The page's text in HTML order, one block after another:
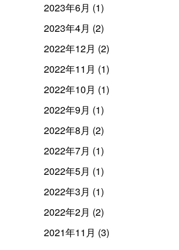
2023年6月 (1)
2023年4月 (2)
2022年12月 (2)
2022年11月 (1)
2022年10月 (1)
2022年9月 (1)
2022年8月 (2)
2022年7月 (1)
2022年5月 (1)
2022年3月 (1)
2022年2月 (2)
2021年11月 (3)